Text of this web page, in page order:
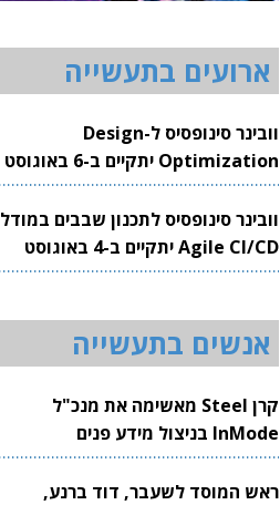
ארועים בתעשייה
וובינר סינופסיס ל-Design
Optimization יתקיים ב-6 באוגוסט
2026
וובינר סינופסיס לתכנון שבבים במודל
Agile CI/CD יתקיים ב-4 באוגוסט
2026
אנשים בתעשייה
קרן Steel מאשימה את מנכ"ל
InMode בניצול מידע פנים
ראש המוסד לשעבר, דוד ברנע,